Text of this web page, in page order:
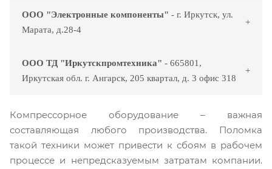
ООО "Электронные компоненты" - г. Иркутск, ул.
Марата, д.28-4
ООО ТД "Иркутскпромтехника" - 665801,
Иркутская обл. г. Ангарск, 205 квартал, д. 3 офис 318
Компрессорное оборудование – важная
составляющая любого производства. Поломка
такой техники может привести к сбоям в рабочем
процессе и непредсказуемым затратам компании.